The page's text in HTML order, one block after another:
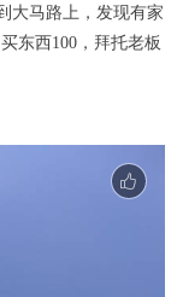
大马路上，发现有家
东西100，拜托老板